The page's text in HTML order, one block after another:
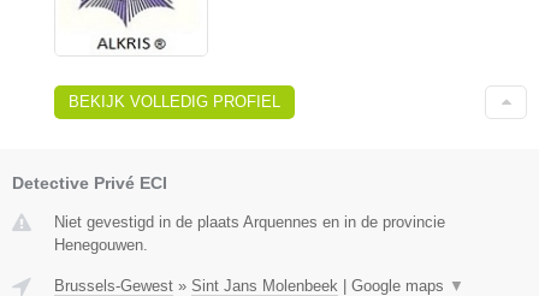
BEKIJK VOLLEDIG PROFIEL
Detective Privé ECI
Niet gevestigd in de plaats Arquennes en in de provincie
Henegouwen.
Brussels-Gewest » Sint Jans Molenbeek Google maps ▼